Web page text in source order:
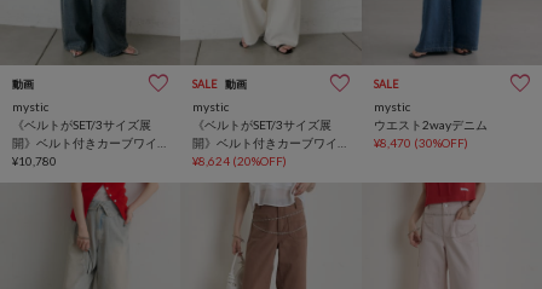
動画
mystic
《ベルトがSET/3サイズ展
開》ベルト付きカーブワイ
ドデニム
¥10,780
SALE 動画
mystic
《ベルトがSET/3サイズ展
開》ベルト付きカーブワイ
ドデニム
¥8,624 (20%OFF)
SALE
mystic
ウエスト2wayデニム
¥8,470 (30%OFF)